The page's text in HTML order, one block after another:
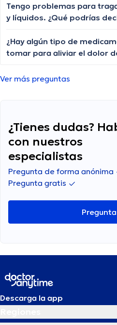
opresión y cuándo debería
médica?
Tengo problemas para
y líquidos. ¿Qué podrías
buscar ayuda médica?
¿Hay algún tipo de
tomar para aliviar el dolor
pero el dolor sigue ahí.
Ver más preguntas
¿Tienes dudas?
con nuestros
especialistas
Pregunta de forma anónima
Pregunta gratis
Descarga la app